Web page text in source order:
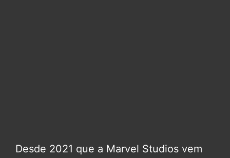
Desde 2021 que a Marvel Studios vem